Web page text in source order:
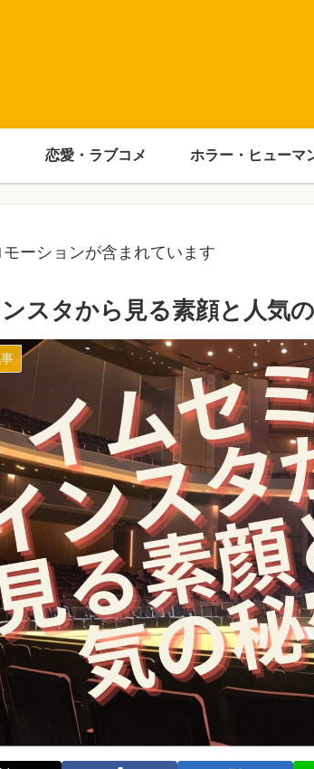
恋愛・ラブコメ ホラー・ヒューマ
ーションが含まれています
スタから見る素顔と人気